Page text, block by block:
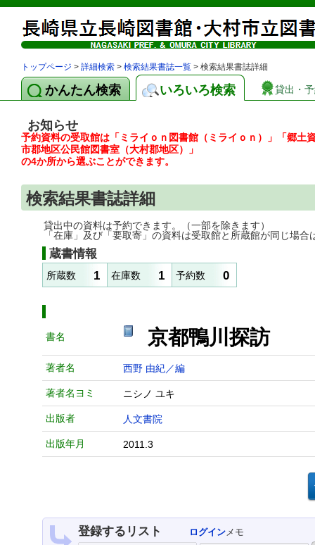
トップページ > 詳細検索 > 検索結果書誌一覧 > 検索結果書誌詳細
かんたん検索 いろいろ検索 貸出・
お知らせ
予約資料の受取館は「ミライｏｎ図書館（ミライｏｎ）」「郷
市郡地区公民館図書室（大村郡地区）」
の4か所から選ぶことができます。
検索結果書誌詳細
貸出中の資料は予約できます。（一部を除きます）
「在庫」及び「要取寄」の資料は受取館と所蔵館が同じ場合
蔵書情報
所蔵数 1 在庫数 1 予約数 0
書名 京都鴨川探訪
著者名 西野 由紀／編
著者名ヨミ ニシノ ユキ
出版者 人文書院
出版年月 2011.3
登録するリスト ログインメモ